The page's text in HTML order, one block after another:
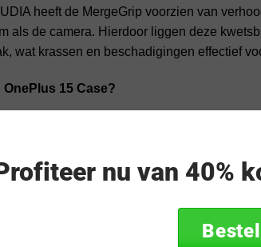
heeft de MergeGrip voorzien van
als de camera. Hierdoor liggen deze
wat krassen en beschadigingen effectief
15 Case?
valbescherming door dubbellaagse
accessoires en laders met jouw OnePlus.
textuur voorkomt dat je toestel uit je handen
voor de poorten en tactiele knoppen die de
nu van 40%